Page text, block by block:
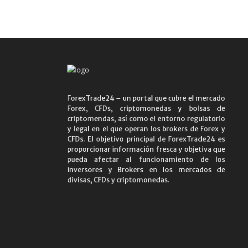
ForexTrade24 – un portal que cubre el mercado
Forex, CFDs, criptomonedas y bolsas de
criptomendas, así como el entorno regulatorio
y legal en el que operan los brokers de Forex y
CFDs. El objetivo principal de ForexTrade24 es
proporcionar información fresca y objetiva que
pueda afectar al funcionamiento de los
inversores y Brokers en los mercados de
divisas, CFDs y criptomonedas.